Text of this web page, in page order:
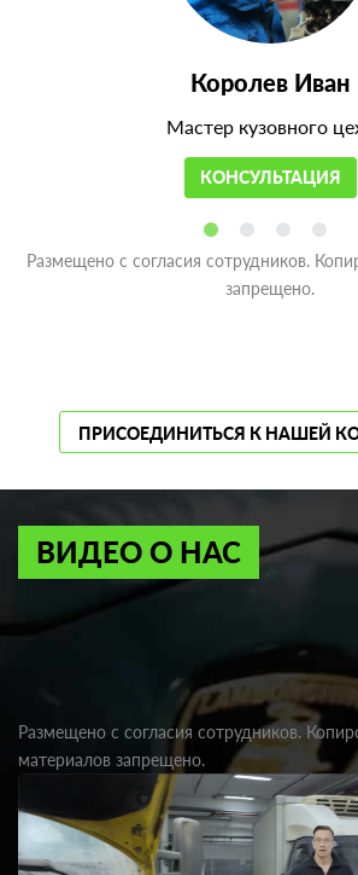
Королев Иван
Мастер кузовного
КОНСУЛЬТАЦИЯ
Размещено с согласия сотрудников.
запрещено.
ПРИСОЕДИНИТЬСЯ К НАШЕЙ
ВИДЕО О НАС
Размещено с согласия сотрудников.
материалов запрещено.